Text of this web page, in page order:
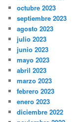
octubre 2023
septiembre 2023
agosto 2023
julio 2023
junio 2023
mayo 2023
abril 2023
marzo 2023
febrero 2023
enero 2023
diciembre 2022